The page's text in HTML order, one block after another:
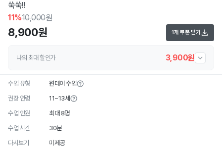
쑥쑥!!
11%10,000원
8,900원 1개 쿠폰 받기
나의 최대 할인가 3,900원
수업 유형
원데이 수업
권장 연령
11~13세
수업 인원
최대 8명
수업 시간
30분
다시보기
미제공